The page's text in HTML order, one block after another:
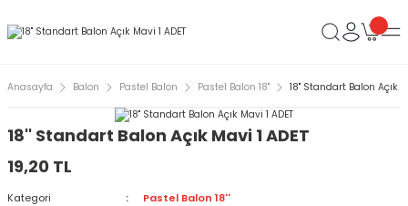
Anasayfa Balon Pastel Balon Pastel Balon 18'' 18'' Standart Balon Açık
18'' Standart Balon Açık Mavi 1 ADET
19,20 TL
Kategori Pastel Balon 18''